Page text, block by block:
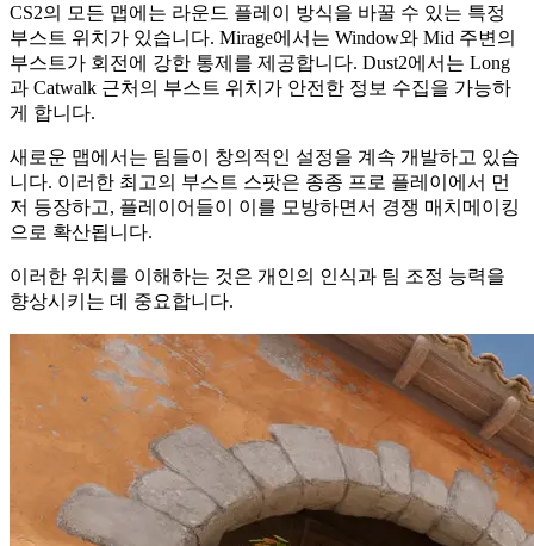
CS2의 모든 맵에는 라운드 플레이 방식을 바꿀 수 있는 특정
부스트 위치가 있습니다. Mirage에서는 Window와 Mid 주변의
부스트가 회전에 강한 통제를 제공합니다. Dust2에서는 Long
과 Catwalk 근처의 부스트 위치가 안전한 정보 수집을 가능하
게 합니다.
새로운 맵에서는 팀들이 창의적인 설정을 계속 개발하고 있습
니다. 이러한 최고의 부스트 스팟은 종종 프로 플레이에서 먼
저 등장하고, 플레이어들이 이를 모방하면서 경쟁 매치메이킹
으로 확산됩니다.
이러한 위치를 이해하는 것은 개인의 인식과 팀 조정 능력을
향상시키는 데 중요합니다.